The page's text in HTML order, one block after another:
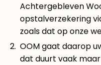
Achtergebleven
opstalverzekering
zoals dat op onze
OOM gaat daarop
dat duurt vaak